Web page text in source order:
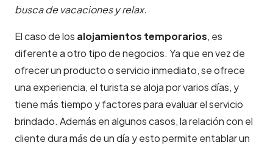
busca de vacaciones y relax.
El caso de los alojamientos temporarios, es
diferente a otro tipo de negocios. Ya que en vez de
ofrecer un producto o servicio inmediato, se ofrece
una experiencia, el turista se aloja por varios días, y
tiene más tiempo y factores para evaluar el servicio
brindado. Además en algunos casos, la relación con el
cliente dura más de un día y esto permite entablar un